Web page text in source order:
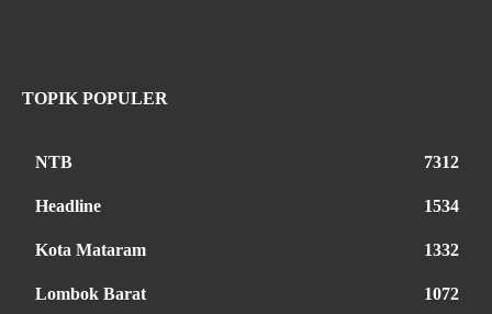
TOPIK POPULER
NTB 7312
Headline 1534
Kota Mataram 1332
Lombok Barat 1072